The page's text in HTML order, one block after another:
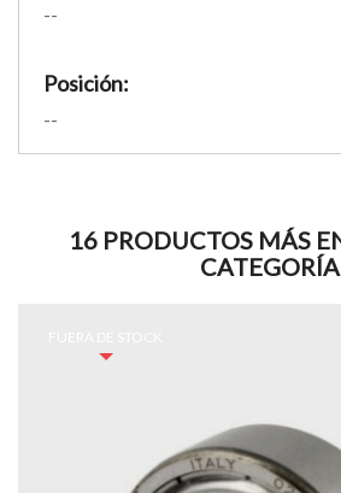
--
Posición:
--
16 PRODUCTOS MÁS
CATEGORÍA